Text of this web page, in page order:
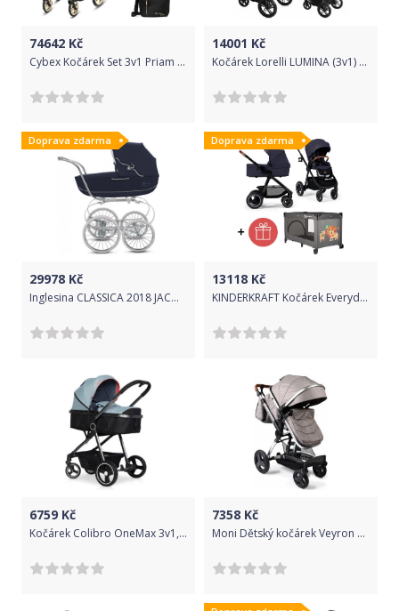
V ceně kočárku je bonusová výbava:
- moskytiéra
Technická data kočárku Roan Coss Classic
hmotnost konstrukce: 9,4 kg
hmotnost hluboké vaničky: 4,9 kg
hmotnost sportovní nástavby: 5,6 kg
vnitřní rozměr korby (v x š x d): 21 x 36 x 83 cm
sportovní nástavba: šíře sedáku 28 cm, hloubka sedáku 26 cm,
výška opěradla 50 cm, délka opěrky nohou 19 cm
74642 Kč
Cybex Kočárek Set 3v1 Priam Jeremy Scott Wings 2020 + Lux Seat + + Cloud Z I-Size + Taška
14001 Kč
Kočárek Lorelli LUMINA (3v1) + Nánožník + Taška na kočárek DARK BLUE
Doprava zdarma
29978 Kč
Inglesina CLASSICA 2018 JACQUARD BLUE
Doprava zdarma
13118 Kč
KINDERKRAFT Kočárek Everyday 2v1 Denim + PETITE&MARS Postýlka cestovní Koot - Lion Grey ZDARMA
6759 Kč
Kočárek Colibro OneMax 3v1, Sky - sv. modrá
7358 Kč
Moni Dětský kočárek Veyron 2v1 - sv.šedý